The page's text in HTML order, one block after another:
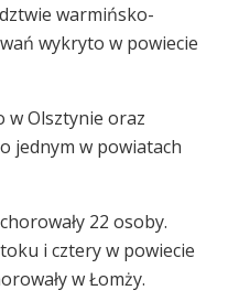
warmińsko-
wykryto w powiecie
w Olsztynie oraz
jednym w powiatach
22 osoby.
i cztery w powiecie
w Łomży.